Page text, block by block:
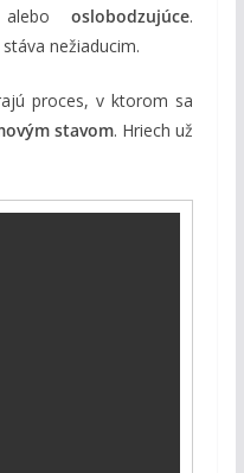
oslobodzujúce.
stáva nežiaducim.
proces, v ktorom sa
stavom. Hriech už